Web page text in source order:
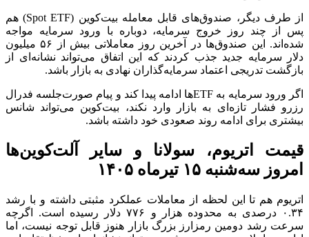
از طرف دیگر، صندوق‌های قابل معامله بیت‌کوین (Spot ETF) هم
پس از چند روز خروج سرمایه، دوباره با ورود سرمایه مواجه
شده‌اند. این صندوق‌ها در آخرین روز معاملاتی بیش از ۵۶ میلیون
دلار سرمایه جدید جذب کردند که این اتفاق می‌تواند نشانه‌ای از
بازگشت تدریجی اعتماد سرمایه‌گذاران نهادی به بازار باشد.
اگر ورود سرمایه به ETFها ادامه پیدا کند و پیام صورت‌جلسه فدرال
رزرو فشار تازه‌ای به بازار وارد نکند، بیت‌کوین می‌تواند شانس
بیشتری برای ادامه روند صعودی خود داشته باشد.
قیمت اتریوم، سولانا و سایر آلت‌کوین‌ها
امروز سه‌شنبه ۱۵ تیرماه ۱۴۰۵
اتریوم هم تا این لحظه از معاملات عملکرد مثبتی داشته و با رشد
۰.۳۴ درصدی به محدوده هزار و ۷۷۶ دلار رسیده است. اگرچه
سرعت رشد دومین رمزارز بزرگ بازار هنوز قابل توجه نیست، اما